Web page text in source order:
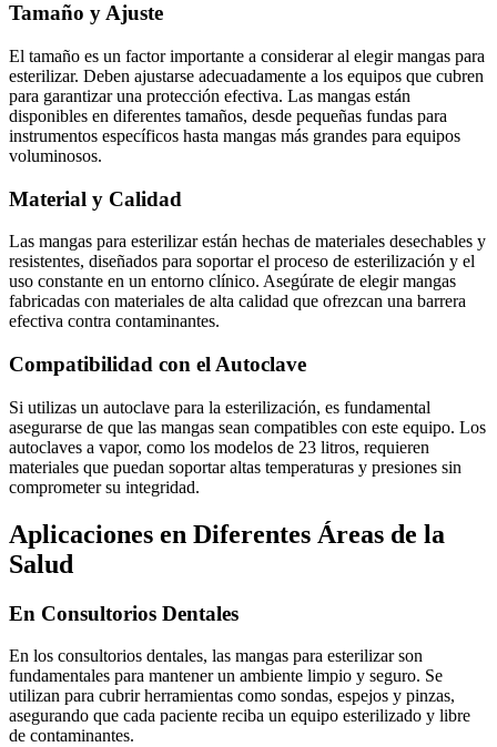
Tamaño y Ajuste
El tamaño es un factor importante a considerar al elegir mangas para
esterilizar. Deben ajustarse adecuadamente a los equipos que cubren
para garantizar una protección efectiva. Las mangas están
disponibles en diferentes tamaños, desde pequeñas fundas para
instrumentos específicos hasta mangas más grandes para equipos
voluminosos.
Material y Calidad
Las mangas para esterilizar están hechas de materiales desechables y
resistentes, diseñados para soportar el proceso de esterilización y el
uso constante en un entorno clínico. Asegúrate de elegir mangas
fabricadas con materiales de alta calidad que ofrezcan una barrera
efectiva contra contaminantes.
Compatibilidad con el Autoclave
Si utilizas un autoclave para la esterilización, es fundamental
asegurarse de que las mangas sean compatibles con este equipo. Los
autoclaves a vapor, como los modelos de 23 litros, requieren
materiales que puedan soportar altas temperaturas y presiones sin
comprometer su integridad.
Aplicaciones en Diferentes Áreas de la
Salud
En Consultorios Dentales
En los consultorios dentales, las mangas para esterilizar son
fundamentales para mantener un ambiente limpio y seguro. Se
utilizan para cubrir herramientas como sondas, espejos y pinzas,
asegurando que cada paciente reciba un equipo esterilizado y libre
de contaminantes.